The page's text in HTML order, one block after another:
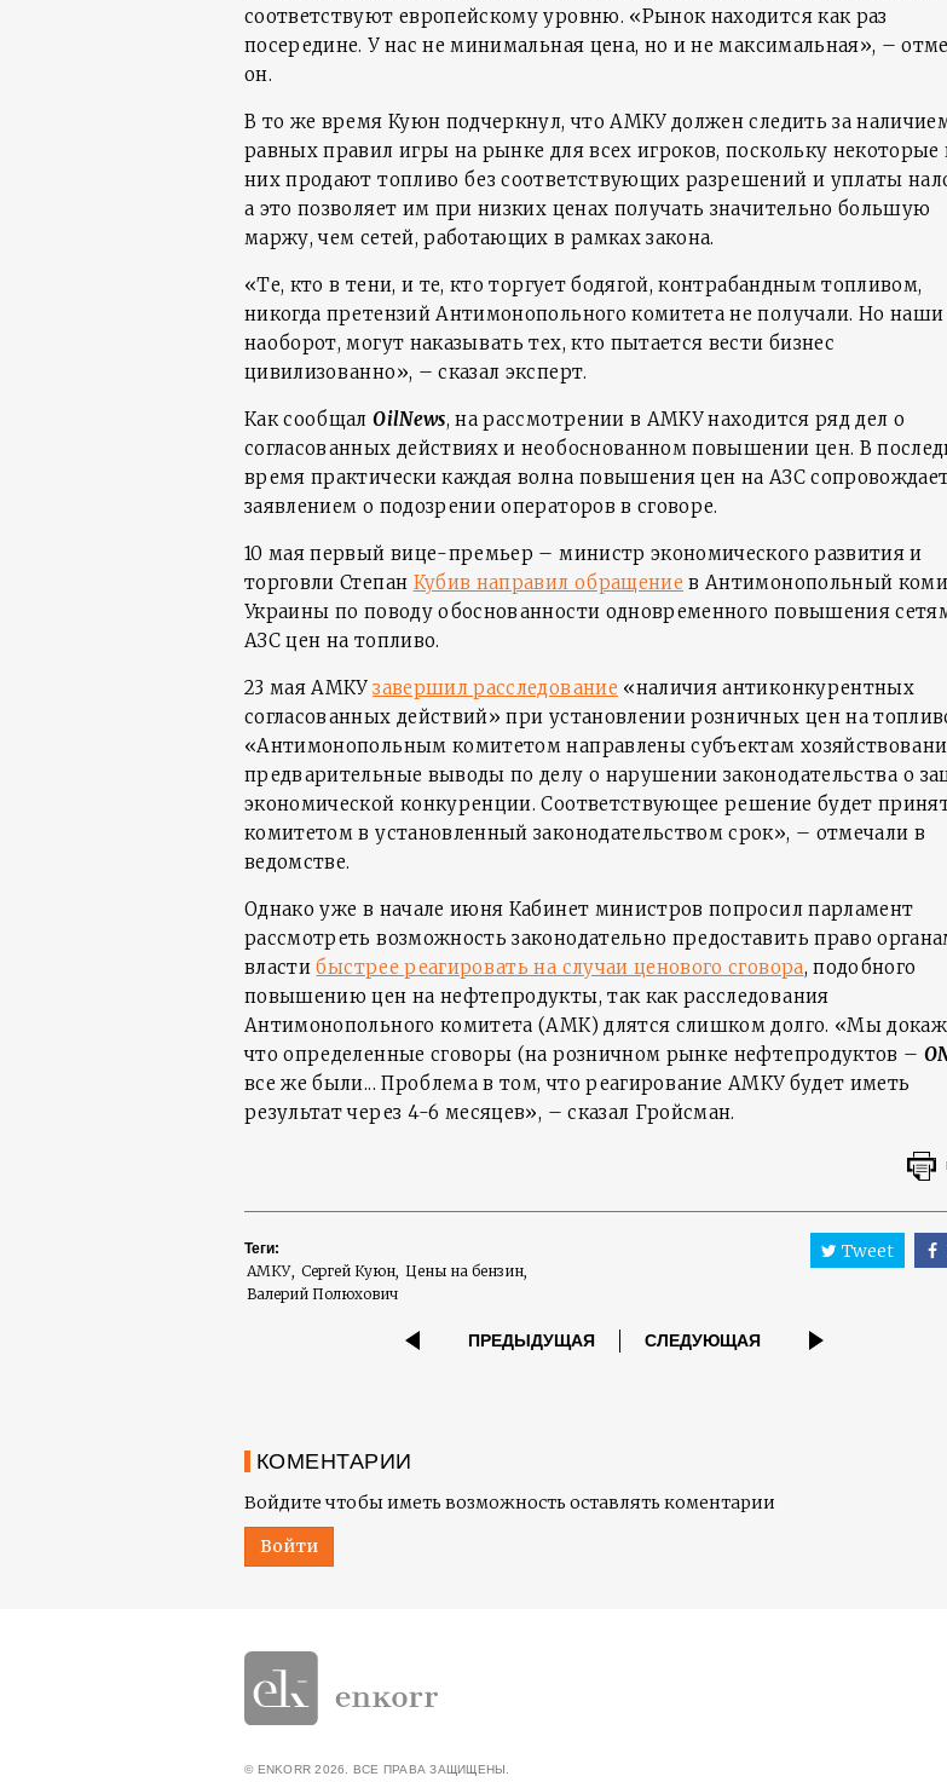
соответствуют европейскому уровню. «Рынок находится как раз
посередине. У нас не минимальная цена, но и не максимальная», –
он.
В то же время Куюн подчеркнул, что АМКУ должен следить за
равных правил игры на рынке для всех игроков, поскольку некоторые
них продают топливо без соответствующих разрешений и уплаты
а это позволяет им при низких ценах получать значительно большую
маржу, чем сетей, работающих в рамках закона.
«Те, кто в тени, и те, кто торгует бодягой, контрабандным топливом,
никогда претензий Антимонопольного комитета не получали. Но наши
наоборот, могут наказывать тех, кто пытается вести бизнес
цивилизованно», – сказал эксперт.
Как сообщалOilNews, на рассмотрении в АМКУ находится ряд дел о
согласованных действиях и необоснованном повышении цен. В
время практически каждая волна повышения цен на АЗС
заявлением о подозрении операторов в сговоре.
10 мая первый вице-премьер – министр экономического развития и
торговли Степан Кубив направил обращение в Антимонопольный
Украины по поводу обоснованности одновременного повышения
АЗС цен на топливо.
23 мая АМКУзавершил расследование «наличия антиконкурентных
согласованных действий» при установлении розничных цен на
«Антимонопольным комитетом направлены субъектам
предварительные выводы по делу о нарушении законодательства о
экономической конкуренции. Соответствующее решение будет
комитетом в установленный законодательством срок», – отмечали в
ведомстве.
Однако уже в начале июня Кабинет министров попросил парламент
рассмотреть возможность законодательно предоставить право
властибыстрее реагировать на случаи ценового сговора, подобного
повышению цен на нефтепродукты, так как расследования
Антимонопольного комитета (АМК) длятся слишком долго. «Мы
что определенные сговоры (на розничном рынке нефтепродуктов –
все же были... Проблема в том, что реагирование АМКУ будет иметь
результат через 4-6 месяцев», – сказал Гройсман.
Теги:
АМКУ Сергей Куюн Цены на бензин
Валерий Полюхович
Tweet
ПРЕДЫДУЩАЯ СЛЕДУЮЩАЯ
КОМЕНТАРИИ
Войдите чтобы иметь возможность оставлять коментарии
Войти
© ENKORR 2026. ВСЕ ПРАВА ЗАЩИЩЕНЫ.